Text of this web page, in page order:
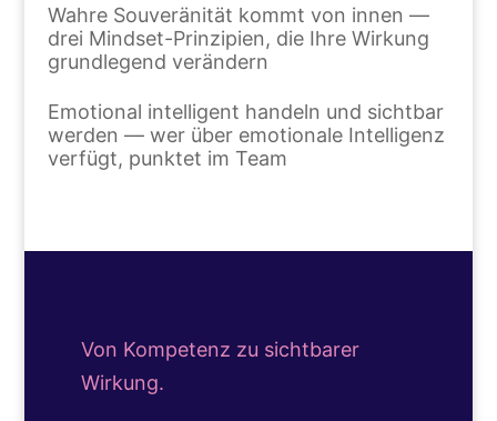
Wahre Souveränität kommt von innen —
drei Mindset-Prinzipien, die Ihre Wirkung
grundlegend verändern
Emotional intelligent handeln und sichtbar
werden — wer über emotionale Intelligenz
verfügt, punktet im Team
Von Kompetenz zu sichtbarer
Wirkung.